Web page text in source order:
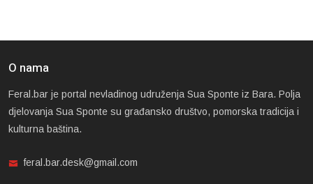
O nama
Feral.bar je portal nevladinog udruženja Sua Sponte iz Bara. Polja
djelovanja Sua Sponte su građansko društvo, pomorska tradicija i
kulturna baština.
feral.bar.desk@gmail.com